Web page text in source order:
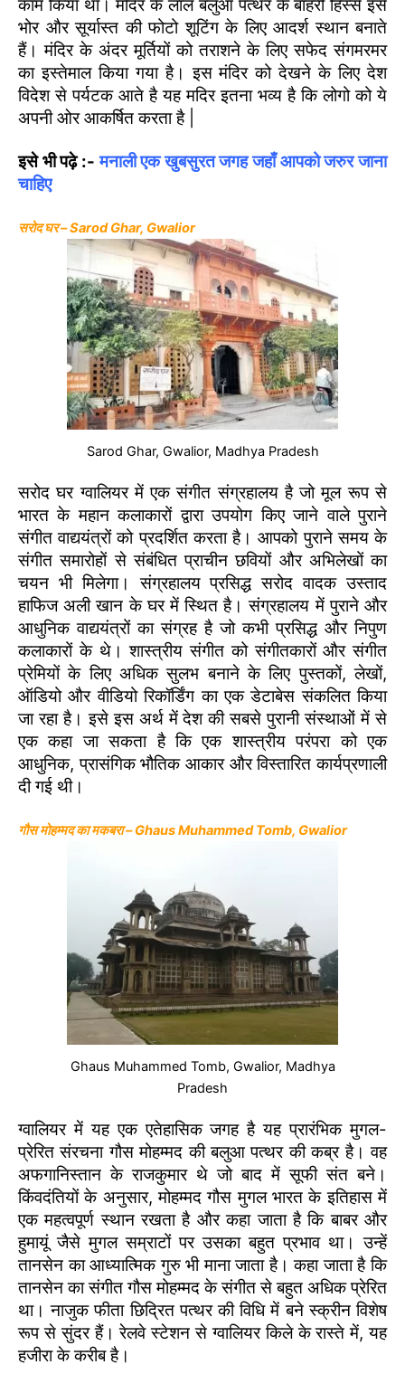
काम किया था। मंदिर के लाल बलुआ पत्थर के बाहरी हिस्से इसे
भोर और सूर्यास्त की फोटो शूटिंग के लिए आदर्श स्थान बनाते
हैं। मंदिर के अंदर मूर्तियों को तराशने के लिए सफेद संगमरमर
का इस्तेमाल किया गया है। इस मंदिर को देखने के लिए देश
विदेश से पर्यटक आते है यह मदिर इतना भव्य है कि लोगो को ये
अपनी ओर आकर्षित करता है |
इसे भी पढ़े :-मनाली एक खुबसुरत जगह जहाँ आपको जरुर जाना
चाहिए
सरोद घर – Sarod Ghar, Gwalior
Sarod Ghar, Gwalior, Madhya Pradesh
सरोद घर ग्वालियर में एक संगीत संग्रहालय है जो मूल रूप से
भारत के महान कलाकारों द्वारा उपयोग किए जाने वाले पुराने
संगीत वाद्ययंत्रों को प्रदर्शित करता है। आपको पुराने समय के
संगीत समारोहों से संबंधित प्राचीन छवियों और अभिलेखों का
चयन भी मिलेगा। संग्रहालय प्रसिद्ध सरोद वादक उस्ताद
हाफिज अली खान के घर में स्थित है। संग्रहालय में पुराने और
आधुनिक वाद्ययंत्रों का संग्रह है जो कभी प्रसिद्ध और निपुण
कलाकारों के थे। शास्त्रीय संगीत को संगीतकारों और संगीत
प्रेमियों के लिए अधिक सुलभ बनाने के लिए पुस्तकों, लेखों,
ऑडियो और वीडियो रिकॉर्डिंग का एक डेटाबेस संकलित किया
जा रहा है। इसे इस अर्थ में देश की सबसे पुरानी संस्थाओं में से
एक कहा जा सकता है कि एक शास्त्रीय परंपरा को एक
आधुनिक, प्रासंगिक भौतिक आकार और विस्तारित कार्यप्रणाली
दी गई थी।
गौस मोहम्मद का मकबरा – Ghaus Muhammed Tomb, Gwalior
Ghaus Muhammed Tomb, Gwalior, Madhya
Pradesh
ग्वालियर में यह एक एतेहासिक जगह है यह प्रारंभिक मुगल-
प्रेरित संरचना गौस मोहम्मद की बलुआ पत्थर की कब्र है। वह
अफगानिस्तान के राजकुमार थे जो बाद में सूफी संत बने।
किंवदंतियों के अनुसार, मोहम्मद गौस मुगल भारत के इतिहास में
एक महत्वपूर्ण स्थान रखता है और कहा जाता है कि बाबर और
हुमायूं जैसे मुगल सम्राटों पर उसका बहुत प्रभाव था। उन्हें
तानसेन का आध्यात्मिक गुरु भी माना जाता है। कहा जाता है कि
तानसेन का संगीत गौस मोहम्मद के संगीत से बहुत अधिक प्रेरित
था। नाजुक फीता छिद्रित पत्थर की विधि में बने स्क्रीन विशेष
रूप से सुंदर हैं। रेलवे स्टेशन से ग्वालियर किले के रास्ते में, यह
हजीरा के करीब है।